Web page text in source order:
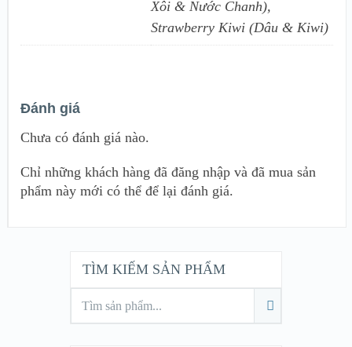
Xôi & Nước Chanh),
Strawberry Kiwi (Dâu & Kiwi)
Đánh giá
Chưa có đánh giá nào.
Chỉ những khách hàng đã đăng nhập và đã mua sản
phẩm này mới có thể để lại đánh giá.
TÌM KIẾM SẢN PHẨM